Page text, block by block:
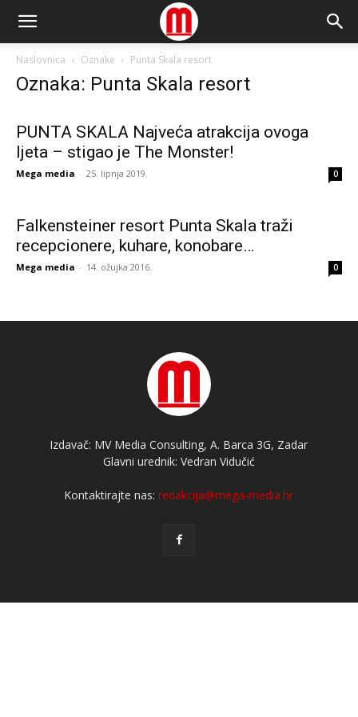
Naslovnica Oznake Punta Skala resort
Oznaka: Punta Skala resort
PUNTA SKALA Najveća atrakcija ovoga
ljeta – stigao je The Monster!
Mega media - 25. lipnja 2019. 0
Falkensteiner resort Punta Skala traži
recepcionere, kuhare, konobare…
Mega media - 14. ožujka 2016. 0
Izdavač: MV Media Consulting, A. Barca 3G, Zadar
Glavni urednik: Vedran Vidučić
Kontaktirajte nas:redakcija@mega-media.hr